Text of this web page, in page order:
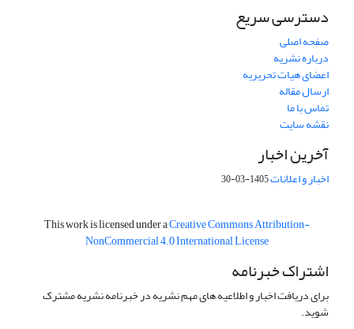
دسترسی سریع
صفحه اصلی
درباره نشریه
اعضای هیات تحریریه
ارسال مقاله
تماس با ما
نقشه سایت
آخرین اخبار
اخبار و اعلانات1405-03-30
This work is licensed under aCreative Commons Attribution-
NonCommercial 4.0 International License
اشتراک خبرنامه
برای دریافت اخبار و اطلاعیه های مهم نشریه در خبرنامه نشریه مشترک
شوید.